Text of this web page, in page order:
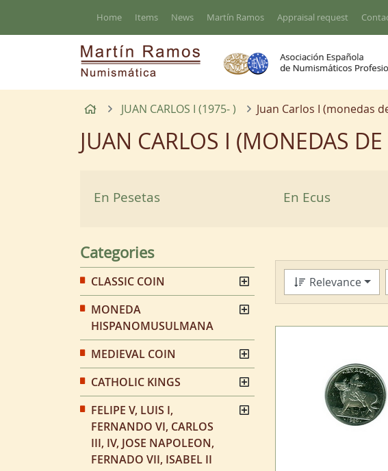
Home Items News Martín Ramos Appraisal request
HomeJUAN CARLOS I (1975- ) Juan Carlos I (monedas
JUAN CARLOS I (MONEDAS
En Pesetas En Ecus
Categories
CLASSIC COIN
MONEDA
HISPANOMUSULMANA
MEDIEVAL COIN
CATHOLIC KINGS
FELIPE V, LUIS I,
FERNANDO VI, CARLOS
III, IV, JOSE NAPOLEON,
FERNADO VII, ISABEL II
Relevance